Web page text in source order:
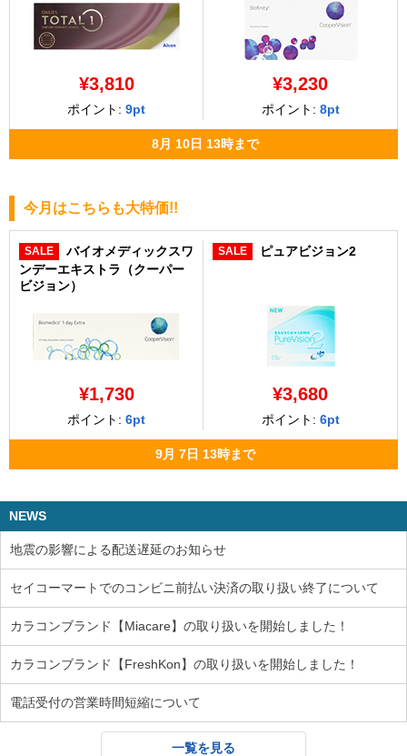
¥3,810
ポイント: 9pt
¥3,230
ポイント: 8pt
8月 10日 13時まで
今月はこちらも大特価!!
SALE
バイオメディックスワ
ンデーエキストラ（クーパー
ビジョン）
¥1,730
ポイント: 6pt
SALE ピュアビジョン2
¥3,680
ポイント: 6pt
9月 7日 13時まで
NEWS
地震の影響による配送遅延のお知らせ
セイコーマートでのコンビニ前払い決済の取り扱い終了について
カラコンブランド【Miacare】の取り扱いを開始しました！
カラコンブランド【FreshKon】の取り扱いを開始しました！
電話受付の営業時間短縮について
一覧を見る